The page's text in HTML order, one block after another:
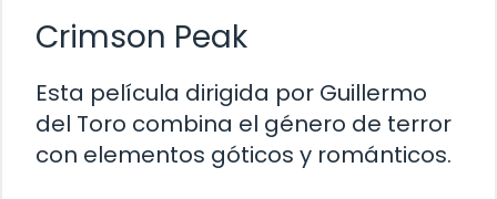
Crimson Peak
Esta película dirigida por Guillermo
del Toro combina el género de terror
con elementos góticos y románticos.